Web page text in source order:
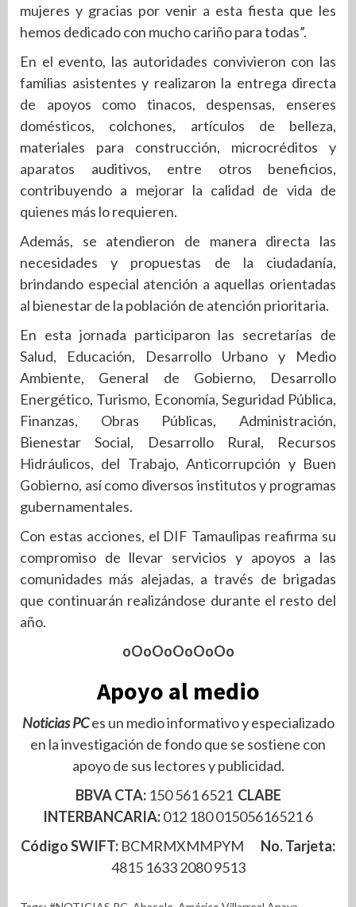
mujeres y gracias por venir a esta fiesta que les
hemos dedicado con mucho cariño para todas”.
En el evento, las autoridades convivieron con las
familias asistentes y realizaron la entrega directa
de apoyos como tinacos, despensas, enseres
domésticos, colchones, artículos de belleza,
materiales para construcción, microcréditos y
aparatos auditivos, entre otros beneficios,
contribuyendo a mejorar la calidad de vida de
quienes más lo requieren.
Además, se atendieron de manera directa las
necesidades y propuestas de la ciudadanía,
brindando especial atención a aquellas orientadas
al bienestar de la población de atención prioritaria.
En esta jornada participaron las secretarías de
Salud, Educación, Desarrollo Urbano y Medio
Ambiente, General de Gobierno, Desarrollo
Energético, Turismo, Economía, Seguridad Pública,
Finanzas, Obras Públicas, Administración,
Bienestar Social, Desarrollo Rural, Recursos
Hidráulicos, del Trabajo, Anticorrupción y Buen
Gobierno, así como diversos institutos y programas
gubernamentales.
Con estas acciones, el DIF Tamaulipas reafirma su
compromiso de llevar servicios y apoyos a las
comunidades más alejadas, a través de brigadas
que continuarán realizándose durante el resto del
año.
oOoOoOoOoOo
Apoyo al medio
Noticias PCes un medio informativo y especializado
en la investigación de fondo que se sostiene con
apoyo de sus lectores y publicidad.
BBVA CTA: 150 561 6521 CLABE
INTERBANCARIA:012 180 01505616521 6
Código SWIFT: BCMRMXMMPYM No. Tarjeta:
4815 1633 2080 9513